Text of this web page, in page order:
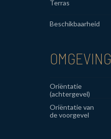
Terras
Beschikbaarheid
OMGEVING
Oriëntatie
(achtergevel)
Oriëntatie van
de voorgevel